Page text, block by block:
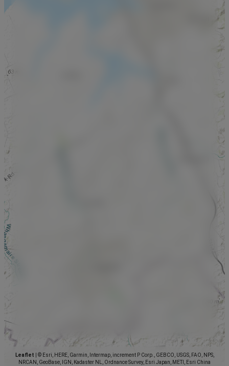
Leaflet
© Esri, HERE, Garmin, Intermap, increment P Corp., GEBCO, USGS, FAO, NPS,
NRCAN, GeoBase, IGN, Kadaster NL, Ordnance Survey, Esri Japan, METI, Esri China